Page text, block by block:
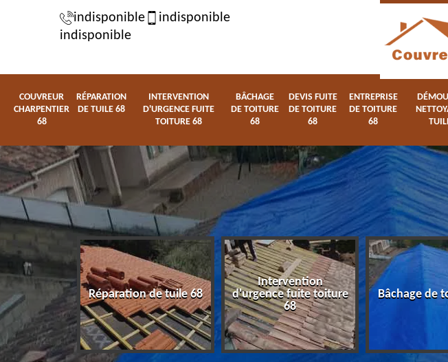
indisponible
indisponible
indisponible
COUVREUR
CHARPENTIER
68
RÉPARATION
DE TUILE 68
INTERVENTION
D'URGENCE FUITE
TOITURE 68
BÂCHAGE
DE TOITURE
68
DEVIS FUITE
DE TOITURE
68
ENTREPRISE
DE TOITURE
68
Réparation de tuile 68
Intervention
d'urgence fuite toiture
68
Bâchage de